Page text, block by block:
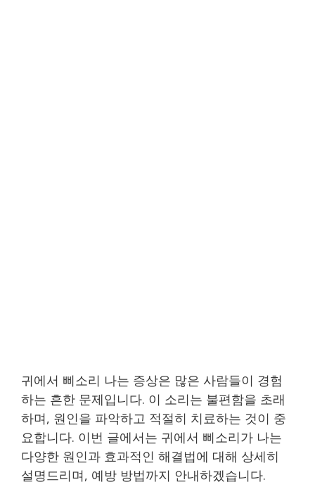
귀에서 삐소리 나는 증상은 많은 사람들이 경험
하는 흔한 문제입니다. 이 소리는 불편함을 초래
하며, 원인을 파악하고 적절히 치료하는 것이 중
요합니다. 이번 글에서는 귀에서 삐소리가 나는
다양한 원인과 효과적인 해결법에 대해 상세히
설명드리며, 예방 방법까지 안내하겠습니다.